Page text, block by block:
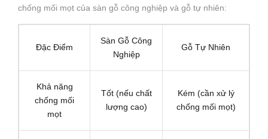
chống mối mọt của sàn gỗ công nghiệp và gỗ tự nhiên:
Đặc Điểm
Sàn Gỗ Công
Nghiệp
Gỗ Tự Nhiên
Khả năng
chống mối
mọt
Tốt (nếu chất
lượng cao)
Kém (cần xử lý
chống mối mọt)